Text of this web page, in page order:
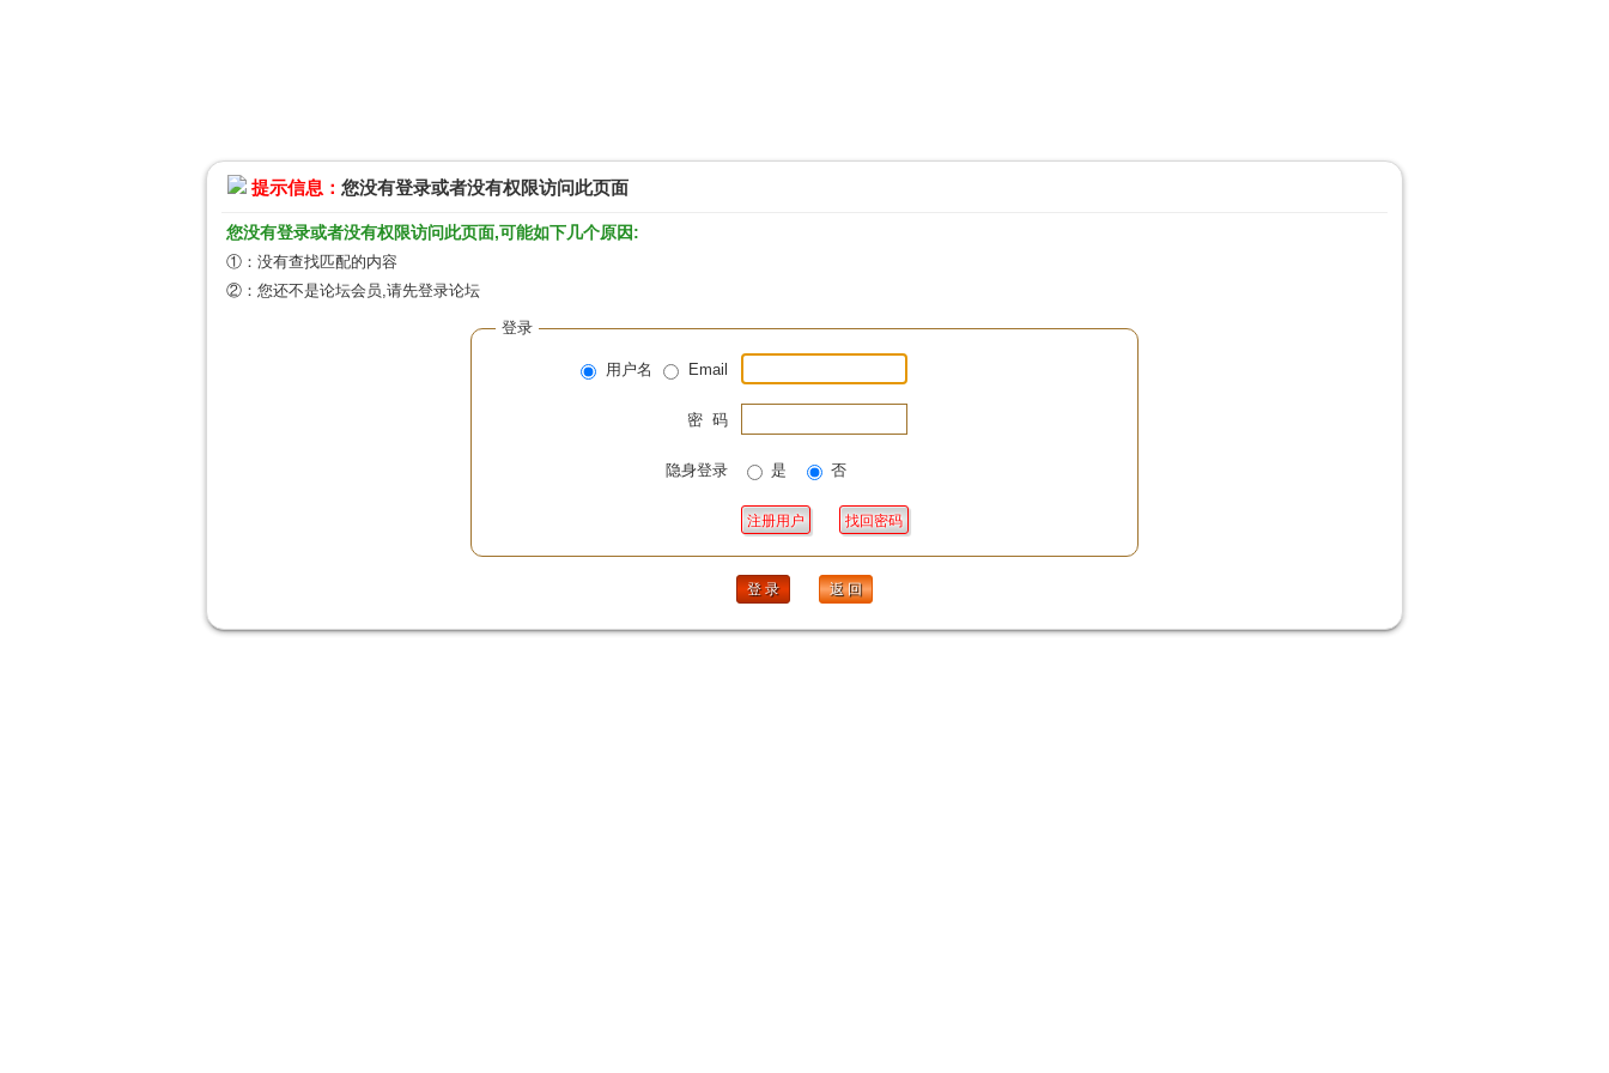
提示信息： 您没有登录或者没有权限访问此页面
您没有登录或者没有权限访问此页面,可能如下几个原因:
①：没有查找匹配的内容
②：您还不是论坛会员,请先登录论坛
登录
用户名 Email
密 码
隐身登录 是 否